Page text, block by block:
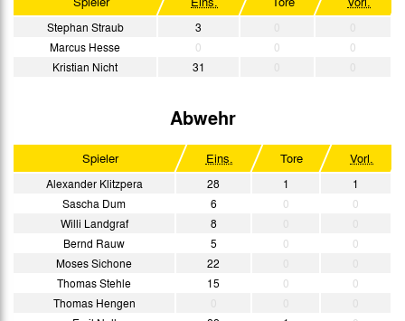
Stephan Straub 3
Marcus Hesse
0 0
0
Kristian Nicht
31
Abwehr
Spieler Eins. Tore Vorl.
Alexander Klitzpera 28 1
1
Sascha Dum
6 0
0
Willi Landgraf
8
Bernd Rauw
5 0
0
Moses Sichone
22
Thomas Stehle
15 0
0
Thomas Hengen